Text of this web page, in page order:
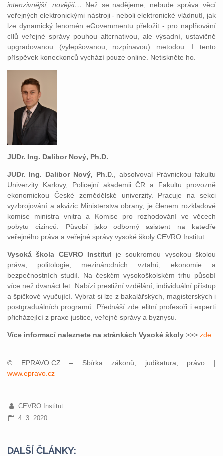
intenzivnější, novější… Než se nadějeme, nebude správa věcí
veřejných elektronickými nástroji - neboli elektronické vládnutí, jak
lze dynamický fenomén eGovernmentu přeložit - pro naplňování
cílů veřejné správy pouhou alternativou, ale výsadní, ustavičně
upgradovanou (vylepšovanou, rozpínavou) metodou. I tento
příspěvek koneckonců vychází pouze online. Netiskněte ho.
JUDr. Ing. Dalibor Nový, Ph.D.
JUDr. Ing. Dalibor Nový, Ph.D. , absolvoval Právnickou fakultu
Univerzity Karlovy, Policejní akademii ČR a Fakultu provozně
ekonomickou České zemědělské univerzity. Pracuje na sekci
vyzbrojování a akvizic Ministerstva obrany, je členem rozkladové
komise ministra vnitra a Komise pro rozhodování ve věcech
pobytu cizinců. Působí jako odborný asistent na katedře
veřejného práva a veřejné správy vysoké školy CEVRO Institut.
Vysoká škola CEVRO Institut je soukromou vysokou školou
práva, politologie, mezinárodních vztahů, ekonomie a
bezpečnostních studií. Na českém vysokoškolském trhu působí
více než dvanáct let. Nabízí prestižní vzdělání, individuální přístup
a špičkové vyučující. Vybrat si lze z bakalářských, magisterských i
postgraduálních programů. Přednáší zde elitní profesoři i experti
přicházející z praxe justice, veřejné správy a byznysu.
Více informací naleznete na stránkách Vysoké školy >>> zde
© EPRAVO.CZ – Sbírka zákonů, judikatura, právo |
www.epravo.cz
CEVRO Institut
4. 3. 2020
DALŠÍ ČLÁNKY: